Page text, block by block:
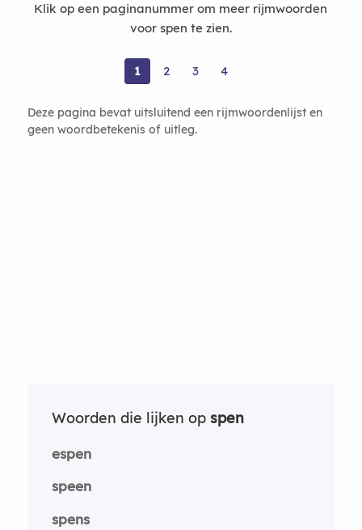
Klik op een paginanummer om meer rijmwoorden
voor spen te zien.
1 2 3 4
Deze pagina bevat uitsluitend een rijmwoordenlijst en
geen woordbetekenis of uitleg.
Woorden die lijken op spen
espen
speen
spens